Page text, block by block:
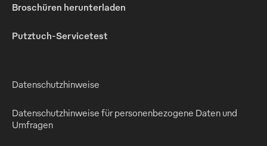
Broschüren herunterladen
Putztuch-Servicetest
Datenschutzhinweise
Datenschutzhinweise für personenbezogene Daten und
Umfragen